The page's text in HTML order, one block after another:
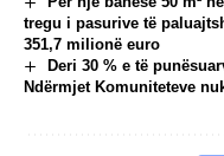
tregu i pasurive të
351,7 milionë euro
Deri 30 % e të
Ndërmjet Komuniteteve